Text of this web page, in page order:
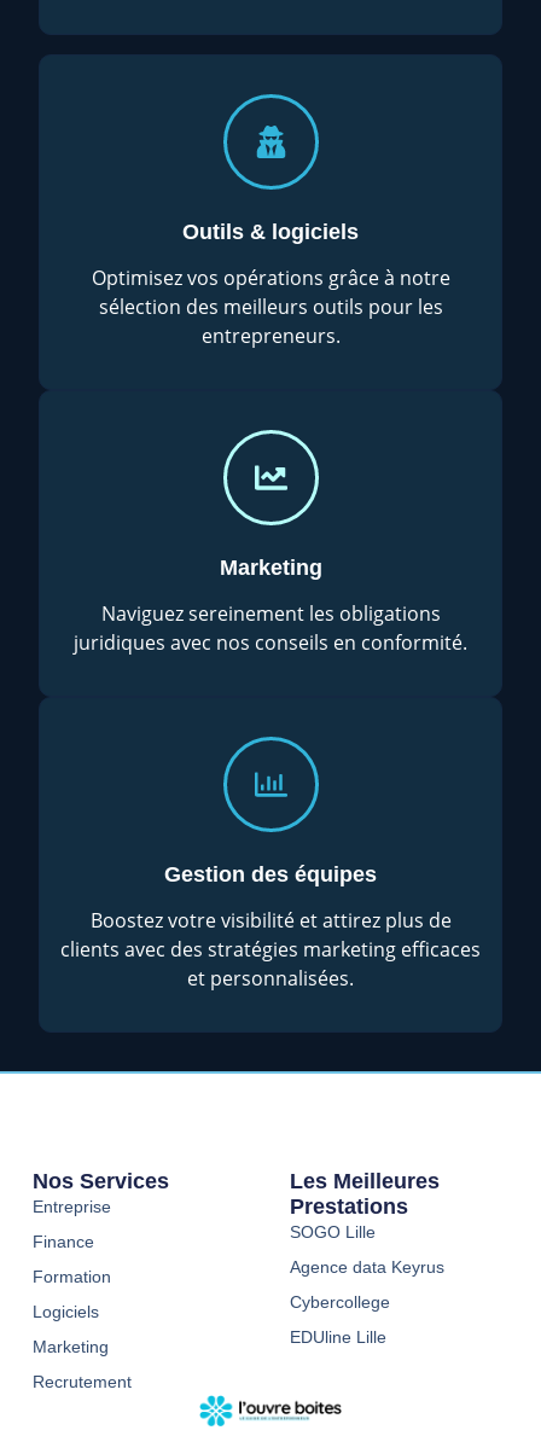
Outils & logiciels
Optimisez vos opérations grâce à notre
sélection des meilleurs outils pour les
entrepreneurs.
Marketing
Naviguez sereinement les obligations
juridiques avec nos conseils en conformité.
Gestion des équipes
Boostez votre visibilité et attirez plus de
clients avec des stratégies marketing efficaces
et personnalisées.
Nos Services
Entreprise
Finance
Formation
Logiciels
Marketing
Recrutement
Les Meilleures
Prestations
SOGO Lille
Agence data Keyrus
Cybercollege
EDUline Lille